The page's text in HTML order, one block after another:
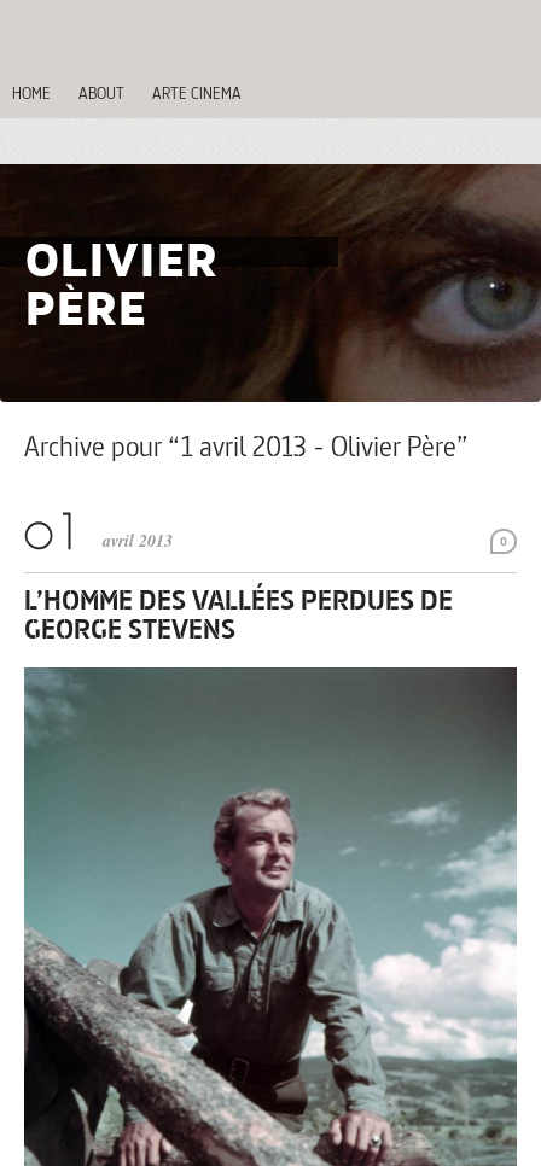
HOME ABOUT ARTE CINEMA
OLIVIER
PÈRE
Archive pour “1 avril 2013 - Olivier Père”
0
avril 2013
L’HOMME DES VALLÉES PERDUES DE
GEORGE STEVENS